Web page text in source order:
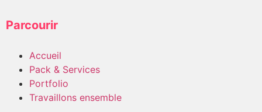
Parcourir
Accueil
Pack & Services
Portfolio
Travaillons ensemble